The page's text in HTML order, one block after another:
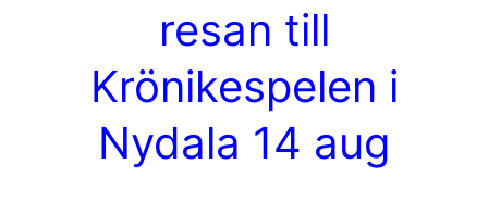
resan till
Krönikespelen i
Nydala 14 aug